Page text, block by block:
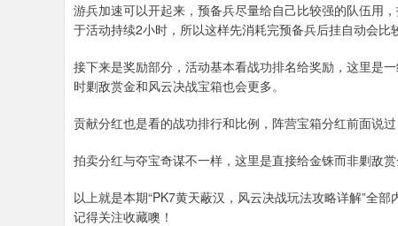
游兵加速可以开起来，预备兵尽量给自己比较强的队伍用
于活动持续2小时，所以这样先消耗完预备兵后挂自动会比
接下来是奖励部分，活动基本看战功排名给奖励，这里是
时剿敌赏金和风云决战宝箱也会更多。
贡献分红也是看的战功排行和比例，阵营宝箱分红前面说过
拍卖分红与夺宝奇谋不一样，这里是直接给金铢而非剿敌
以上就是本期“PK7黄天蔽汉，风云决战玩法攻略详解”全
记得关注收藏噢！